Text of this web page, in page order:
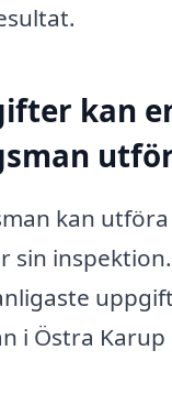
kan
kan
sin
i Östra Karup